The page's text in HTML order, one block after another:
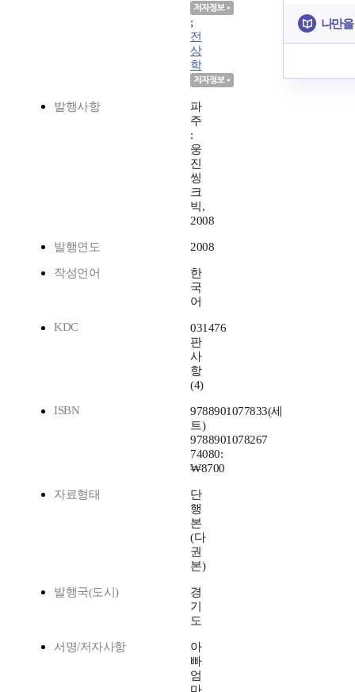
;
전
상
학
발행사항
파
주
:
웅
진
씽
크
빅,
2008
발행연도 2008
작성언어
한
국
어
KDC
031476
판
사
항
(4)
ISBN
9788901077833(세
트)
9788901078267
74080:
₩8700
자료형태
단
행
본
(다
권
본)
발행국(도시)
경
기
도
서명/저자사항
아
빠
엄
나만